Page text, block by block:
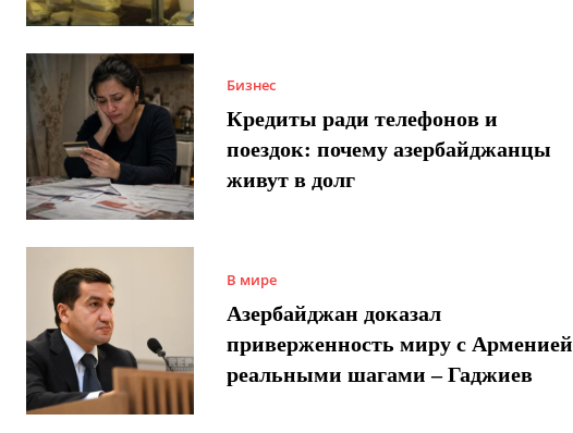
Бизнес
Кредиты ради телефонов и
поездок: почему азербайджанцы
живут в долг
В мире
Азербайджан доказал
приверженность миру с Арменией
реальными шагами – Гаджиев